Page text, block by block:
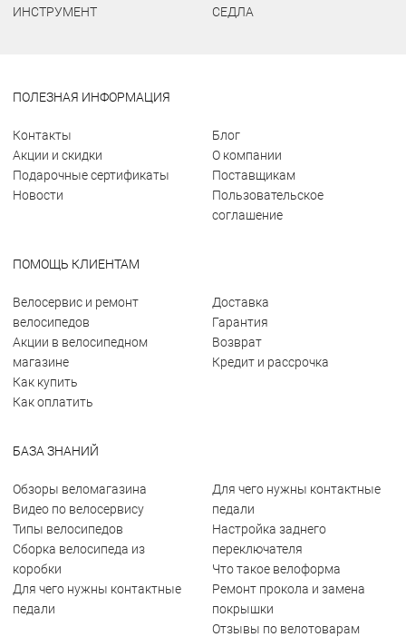
ИНСТРУМЕНТ
СЕДЛА
ПОЛЕЗНАЯ ИНФОРМАЦИЯ
Контакты
Акции и скидки
Подарочные сертификаты
Новости
Блог
О компании
Поставщикам
Пользовательское
соглашение
ПОМОЩЬ КЛИЕНТАМ
Велосервис и ремонт
велосипедов
Акции в велосипедном
магазине
Как купить
Как оплатить
Доставка
Гарантия
Возврат
Кредит и рассрочка
БАЗА ЗНАНИЙ
Обзоры веломагазина
Видео по велосервису
Типы велосипедов
Сборка велосипеда из
коробки
Для чего нужны контактные
педали
Для чего нужны контактные
педали
Настройка заднего
переключателя
Что такое велоформа
Ремонт прокола и замена
покрышки
Отзывы по велотоварам